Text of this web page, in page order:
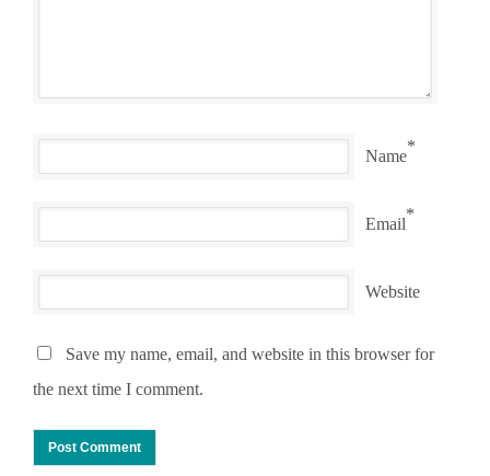
Name
*
Email
*
Website
Save my name, email, and website in this browser for
the next time I comment.